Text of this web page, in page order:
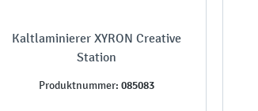
Kaltlaminierer XYRON Creative
Station
Produktnummer: 085083